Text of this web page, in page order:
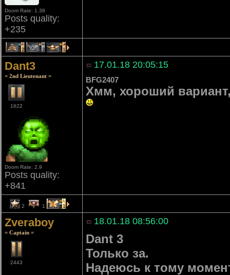
Doom Rate: 1.38
Posts quality:
+235
2 2 1
Dant3
= 2nd Lieutenant =
1622
Doom Rate: 2.9
Posts quality:
+841
17.01.18 20:05:15
BFG2407
Хмм, хороший
2 1 1
Zveraboy
= Captain =
2443
18.01.18 08:56:00
Dant 3
Только за.
Надеюсь к тому